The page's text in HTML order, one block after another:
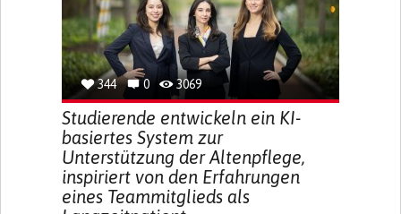
344 0 3069
Studierende entwickeln ein KI-
basiertes System zur
Unterstützung der Altenpflege,
inspiriert von den Erfahrungen
eines Teammitglieds als